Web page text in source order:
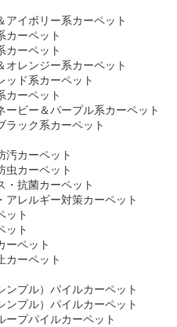
アイボリー系カーペット
カーペット
カーペット
オレンジー系カーペット
ッド系カーペット
カーペット
ービー＆パープル系カーペット
ラック系カーペット
汚カーペット
虫カーペット
・抗菌カーペット
アレルギー対策カーペット
ット
ット
ーペット
カーペット
ンプル）パイルカーペット
ンプル）パイルカーペット
ープパイルカーペット